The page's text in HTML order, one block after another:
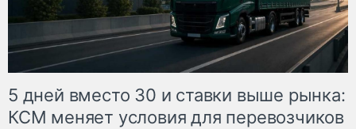
5 дней вместо 30 и ставки выше рынка:
КСМ меняет условия для перевозчиков